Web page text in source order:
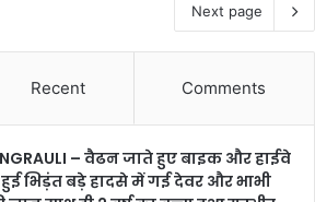
Next page
Recent Comments
– वैढन जाते हुए बाइक और हाईवे
भिड़ंत बड़े हादसे में गई देवर और भाभी